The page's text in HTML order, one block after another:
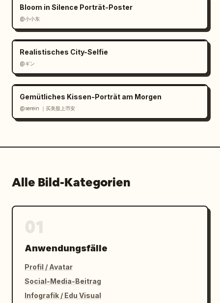
Bloom in Silence Porträt-Poster
@小小东
Realistisches City-Selfie
@ギン
Gemütliches Kissen-Porträt am Morgen
@serein ｜买美股上币安
Alle Bild-Kategorien
Anwendungsfälle
Profil / Avatar
Social-Media-Beitrag
Infografik / Edu Visual